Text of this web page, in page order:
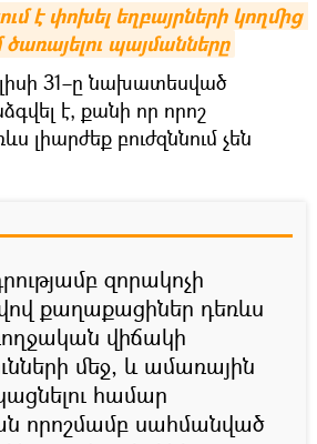
է փոխել եղբայրների կողմից
ծառայելու պայմանները
31–ը նախատեսված
է, քանի որ որոշ
լիարժեք բուժզննում չեն
զորակոչի
քաղաքացիներ դեռևս
վիճակի
մեջ, և ամառային
համար
որոշմամբ սահմանված